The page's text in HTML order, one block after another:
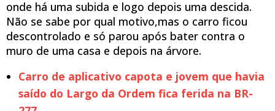
onde há uma subida e logo depois uma descida.
Não se sabe por qual motivo,mas o carro ficou
descontrolado e só parou após bater contra o
muro de uma casa e depois na árvore.
Carro de aplicativo capota e jovem que havia
saído do Largo da Ordem fica ferida na BR-